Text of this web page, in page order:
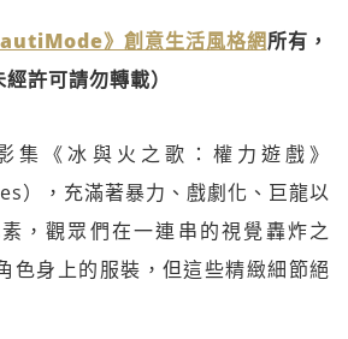
》創意生活風格網所有，
經許可請勿轉載）
集《冰與火之歌：權力遊戲》
），充滿著暴力、戲劇化、巨龍以
，觀眾們在一連串的視覺轟炸之
色身上的服裝，但這些精緻細節絕